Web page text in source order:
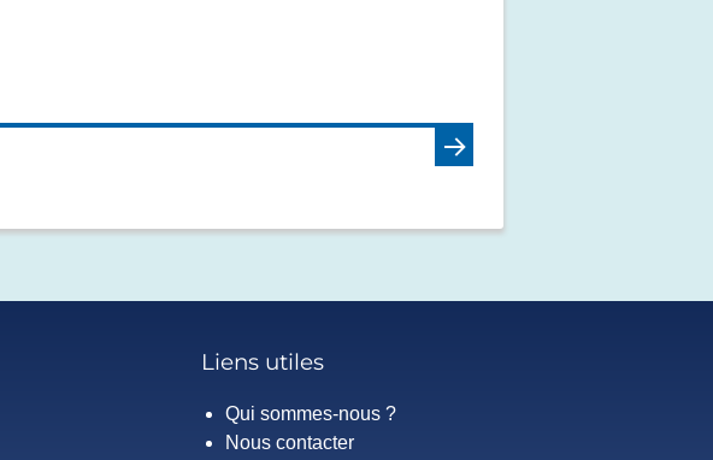
I
N
Liens utiles
Qui sommes-nous ?
Nous contacter